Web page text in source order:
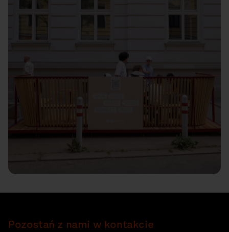
Pozostań z nami w kontakcie